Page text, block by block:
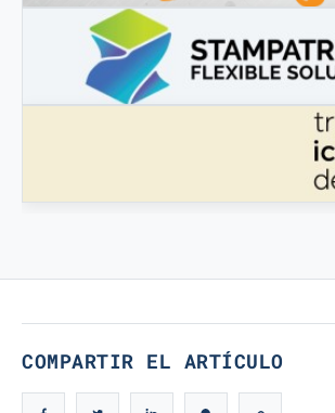
3DBOOSTER
3DBooster - Productos innovadores para
COMPARTIR EL ARTÍCULO